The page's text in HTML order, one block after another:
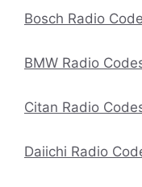
Bosch Radio
BMW Radio
Citan Radio
Daiichi Radio